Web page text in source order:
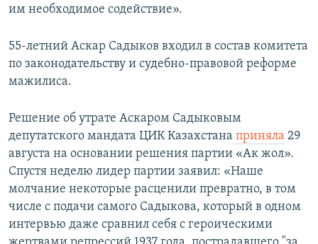
им необходимое содействие».
55-летний Аскар Садыков входил в состав комитета
по законодательству и судебно-правовой реформе
мажилиса.
Решение об утрате Аскаром Садыковым
депутатского мандата ЦИК Казахстана приняла 29
августа на основании решения партии «Ак жол».
Спустя неделю лидер партии заявил: «Наше
молчание некоторые расценили превратно, в том
числе с подачи самого Садыкова, который в одном
интервью даже сравнил себя с героическими